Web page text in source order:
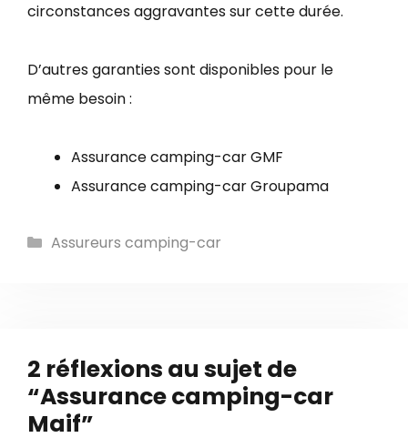
circonstances aggravantes sur cette durée.
D’autres garanties sont disponibles pour le
même besoin :
Assurance camping-car GMF
Assurance camping-car Groupama
C
r
i
e
s
Assureurs camping-car
2 réflexions au sujet de
“Assurance camping-car
Maif”